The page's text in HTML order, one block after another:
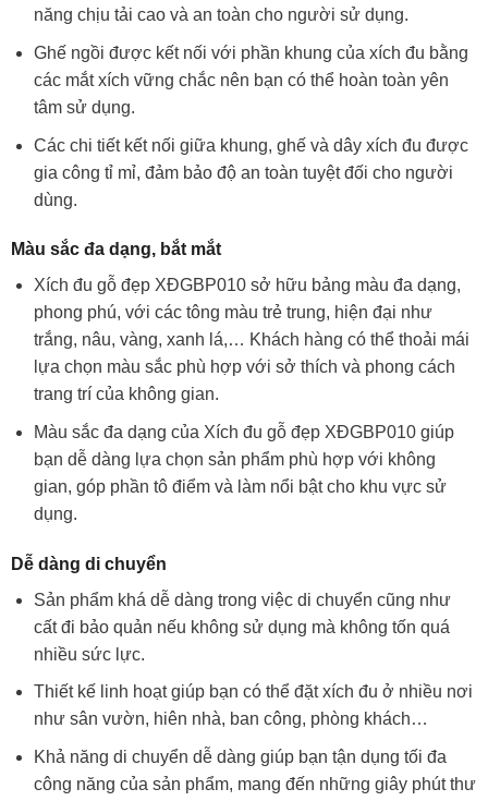
năng chịu tải cao và an toàn cho người sử dụng.
Ghế ngồi được kết nối với phần khung của xích đu bằng
các mắt xích vững chắc nên bạn có thể hoàn toàn yên
tâm sử dụng.
Các chi tiết kết nối giữa khung, ghế và dây xích đu được
gia công tỉ mỉ, đảm bảo độ an toàn tuyệt đối cho người
dùng.
Màu sắc đa dạng, bắt mắt
Xích đu gỗ đẹp XĐGBP010 sở hữu bảng màu đa dạng,
phong phú, với các tông màu trẻ trung, hiện đại như
trắng, nâu, vàng, xanh lá,… Khách hàng có thể thoải mái
lựa chọn màu sắc phù hợp với sở thích và phong cách
trang trí của không gian.
Màu sắc đa dạng của Xích đu gỗ đẹp XĐGBP010 giúp
bạn dễ dàng lựa chọn sản phẩm phù hợp với không
gian, góp phần tô điểm và làm nổi bật cho khu vực sử
dụng.
Dễ dàng di chuyển
Sản phẩm khá dễ dàng trong việc di chuyển cũng như
cất đi bảo quản nếu không sử dụng mà không tốn quá
nhiều sức lực.
Thiết kế linh hoạt giúp bạn có thể đặt xích đu ở nhiều nơi
như sân vườn, hiên nhà, ban công, phòng khách…
Khả năng di chuyển dễ dàng giúp bạn tận dụng tối đa
công năng của sản phẩm, mang đến những giây phút thư